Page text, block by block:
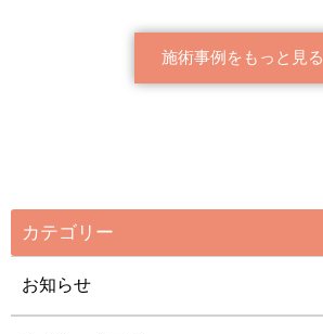
施術事例をもっと見る
カテゴリー
お知らせ